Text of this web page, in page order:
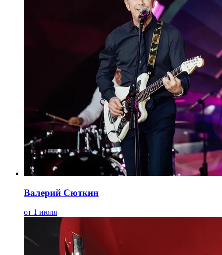
Валерий Сюткин
от 1 июля